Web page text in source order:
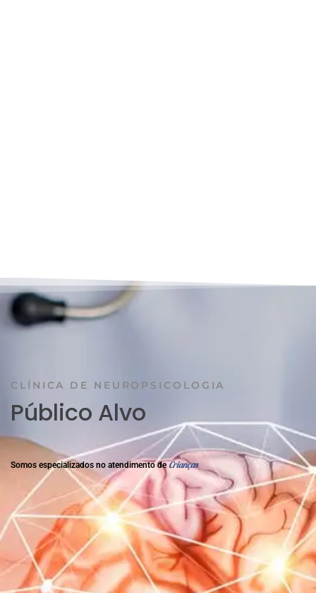
CLÍNICA DE NEUROPSICOLOGIA
Público Alvo
Somos especializados no atendimento de Crianças